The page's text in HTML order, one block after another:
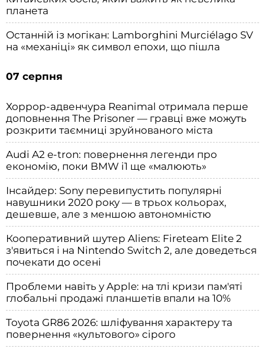
планета
Останній із могікан: Lamborghini Murciélago SV
на «механіці» як символ епохи, що пішла
07 серпня
Хоррор-адвенчура Reanimal отримала перше
доповнення The Prisoner — гравці вже можуть
розкрити таємниці зруйнованого міста
Audi A2 e-tron: повернення легенди про
економію, поки BMW i1 ще «малюють»
Інсайдер: Sony перевипустить популярні
навушники 2020 року — в трьох кольорах,
дешевше, але з меншою автономністю
Кооперативний шутер Aliens: Fireteam Elite 2
з'явиться і на Nintendo Switch 2, але доведеться
почекати до осені
Проблеми навіть у Apple: на тлі кризи пам'яті
глобальні продажі планшетів впали на 10%
Toyota GR86 2026: шліфування характеру та
повернення «культового» сірого